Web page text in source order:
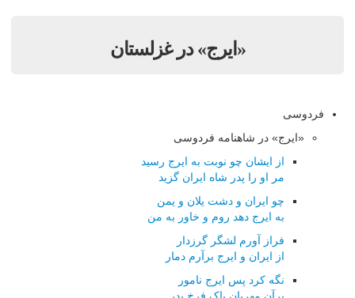
«ایرج» در غزلستان
فردوسی
«ایرج» در شاهنامه فردوسی
از ایشان چو نوبت به ایرج رسید
مر او را پدر شاه ایران گزید
چو ایران و دشت یلان و یمن
به ایرج دهد روم و خاور به من
فراز آورم لشگر گرزدار
از ایران و ایرج برآرم دمار
نگه کرد پس ایرج نامور